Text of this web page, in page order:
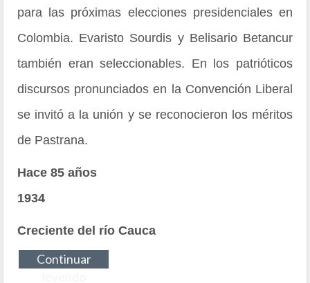
para las próximas elecciones presidenciales en
Colombia. Evaristo Sourdis y Belisario Betancur
también eran seleccionables. En los patrióticos
discursos pronunciados en la Convención Liberal
se invitó a la unión y se reconocieron los méritos
de Pastrana.
Hace 85 años
1934
Creciente del río Cauca
Continuar